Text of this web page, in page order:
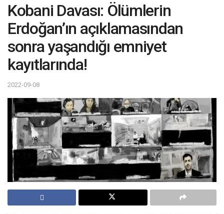
Kobani Davası: Ölümlerin
Erdoğan’ın açıklamasından
sonra yaşandığı emniyet
kayıtlarında!
2022-09-08